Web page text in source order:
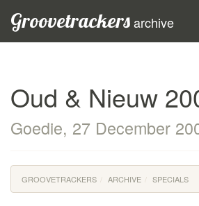
Groovetrackersarchive
Oud & Nieuw
Goedie, 27 December
GROOVETRACKERS ARCHIVE SPECIALS